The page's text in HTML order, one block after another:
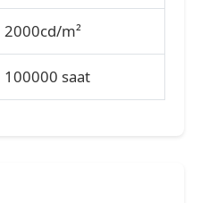
2000cd/m²
100000 saat